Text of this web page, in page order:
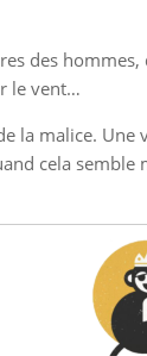
des hommes,
le vent…
la malice. Une
cela semble